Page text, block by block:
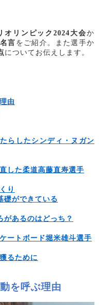
オリンピック2024大会か
言 をご紹介。また選手か
についてお伝えします。
由
らしたシンディ・ヌガン
した柔道高藤直寿選手
り
礎ができている
があるのはどっち？
ートボード堀米雄斗選手
るために
を呼ぶ理由